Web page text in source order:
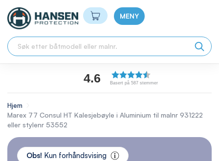
Min handlekurv
MENY
4.6 Basert på 587 stemmer
Hjem
Marex 77 Consul HT Kalesjebøyle i Aluminium til malnr 931222
eller stylenr 53552
Skip
Obs! Kun forhåndsvising